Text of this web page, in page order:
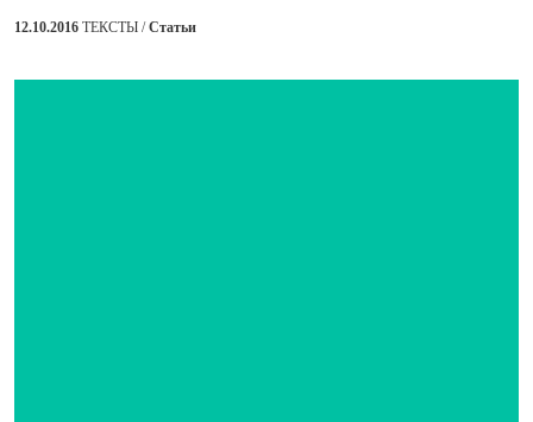
12.10.2016 ТЕКСТЫ /Статьи